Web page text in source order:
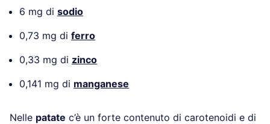
6 mg di sodio
0,73 mg di ferro
0,33 mg di zinco
0,141 mg di manganese
Nelle patate c’è un forte contenuto di carotenoidi e di